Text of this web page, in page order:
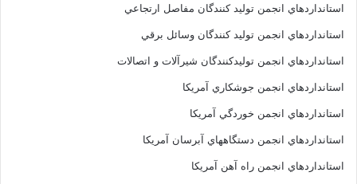
استانداردهاي انجمن توليد کنندگان مفاصل ارتجاعي
استانداردهاي انجمن توليد کنندگان وسائل برقي
استانداردهاي انجمن توليدکنندگان شيرآلات و اتصالات
استانداردهاي انجمن جوشکاري آمريکا
استانداردهاي انجمن خوردگي آمريکا
استانداردهاي انجمن دستگاههاي آبرسان آمريکا
استانداردهاي انجمن راه آهن آمريکا